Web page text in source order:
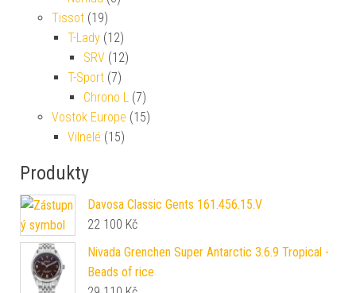
Tissot (19)
T-Lady (12)
SRV (12)
T-Sport (7)
Chrono L (7)
Vostok Europe (15)
Vilnelé (15)
Produkty
Davosa Classic Gents 161.456.15.V
22 100 Kč
Nivada Grenchen Super Antarctic 3.6.9 Tropical -
Beads of rice